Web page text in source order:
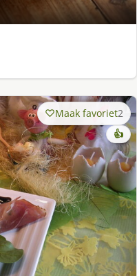
Maak favoriet2
👍